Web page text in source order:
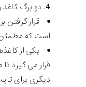
دو برگ کاغذ
قرار گرفتن
است که
یکی از
قرار می گیرد
دیگری برای